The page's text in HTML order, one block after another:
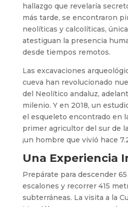
hallazgo que revelaría
más tarde, se encontraron
neolíticas y calcolíticas,
atestiguan la presencia
desde tiempos remotos.
Las excavaciones
cueva han revolucionado
del Neolítico andaluz,
milenio. Y en 2018, un
el esqueleto encontrado en
primer agricultor del sur de
¡un hombre que vivió hace
Una Experiencia
Prepárate para descender
escalones y recorrer 415
subterráneas. La visita a la